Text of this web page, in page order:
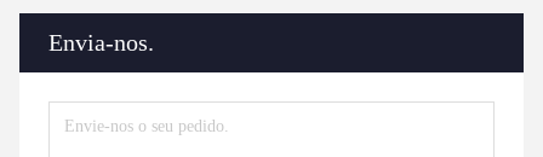
Envia-nos.